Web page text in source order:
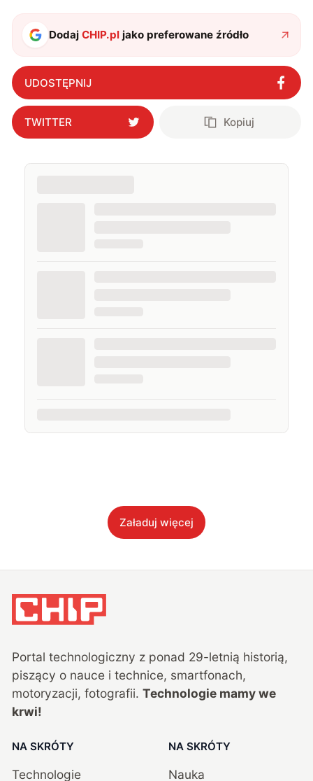
DodajCHIP.pl jako preferowane źródło
UDOSTĘPNIJ
TWITTER Kopiuj
Załaduj więcej
Portal technologiczny z ponad 29-letnią historią,
piszący o nauce i technice, smartfonach,
motoryzacji, fotografii. Technologie mamy we
krwi!
NA SKRÓTY
Technologie
NA SKRÓTY
Nauka